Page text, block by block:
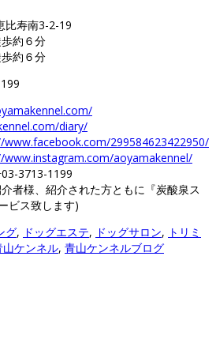
比寿南3-2-19
約６分
約６分
diary/
www.facebook.com/299584623422950/
www.instagram.com/aoyamakennel/
3713-1199
者様、紹介された方ともに『炭酸泉ス
ビス致します)
グ, ドッグエステ, ドッグサロン, トリミ
山ケンネル, 青山ケンネルブログ